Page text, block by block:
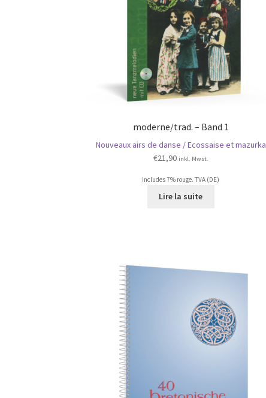
moderne/trad. – Band 1
Nouveaux airs de danse / Ecossaise et mazurka
€21,90 inkl. Mwst.
Includes 7% rouge. TVA (DE)
Lire la suite